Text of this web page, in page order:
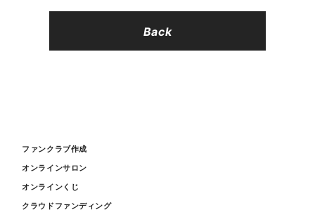
Back
ファンクラブ作成
オンラインサロン
オンラインくじ
クラウドファンディング